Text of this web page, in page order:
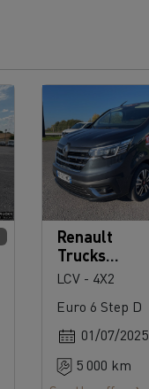
Renault
Trucks
Trafic 150
LCV - 4X2
Euro 6 Step D
01/07/2025
5 000 km